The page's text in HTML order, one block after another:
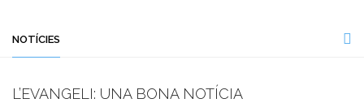
NOTÍCIES
L’EVANGELI: UNA BONA NOTÍCIA